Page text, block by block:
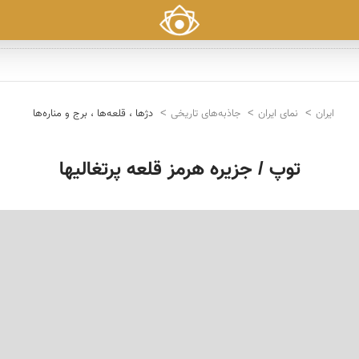
ایران نمای ایران جاذبه‌های تاریخی دژها ، قلعه‌ها ، برج و مناره‌ها
توپ / جزیره هرمز قلعه پرتغالیها